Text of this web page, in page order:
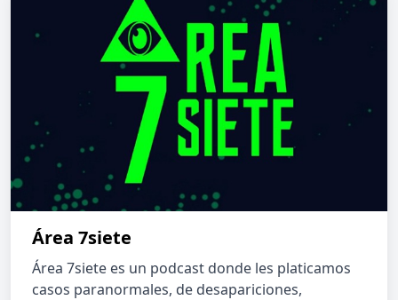
Área 7siete
Área 7siete es un podcast donde les platicamos
casos paranormales, de desapariciones,